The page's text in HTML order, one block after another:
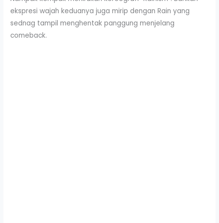
ekspresi wajah keduanya juga mirip dengan Rain yang
sednag tampil menghentak panggung menjelang
comeback.